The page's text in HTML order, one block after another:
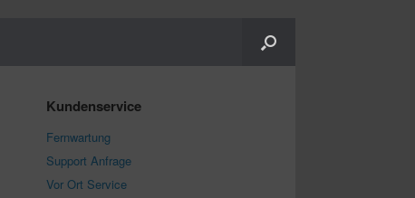
Kundenservice
Fernwartung
Support Anfrage
Vor Ort Service